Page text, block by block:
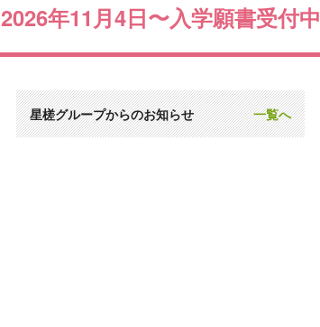
2026年11月4日〜入学願書受付中
星槎グループからのお知らせ 一覧へ